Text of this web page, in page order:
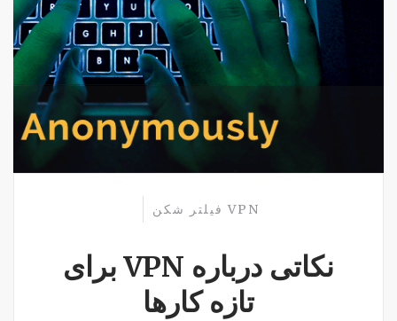
VPN فیلتر شکن
نکاتی درباره VPN برای
تازه کارها